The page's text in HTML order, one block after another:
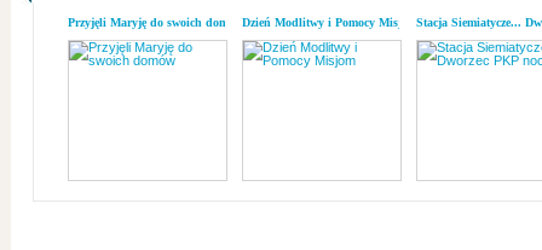
Przyjęli Maryję do swoich domówDzień Modlitwy i Pomocy MisjomStacja Siemiatycze...